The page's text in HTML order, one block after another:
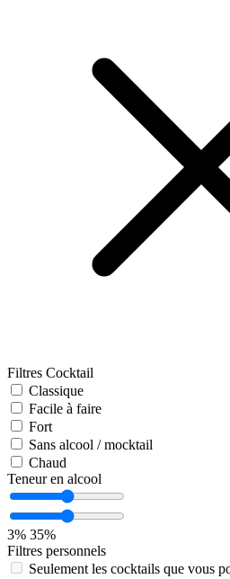
Filtres Cocktail
Classique
Facile à faire
Fort
Sans alcool / mocktail
Chaud
Teneur en alcool
3% 35%
Filtres personnels
Seulement les cocktails que vous